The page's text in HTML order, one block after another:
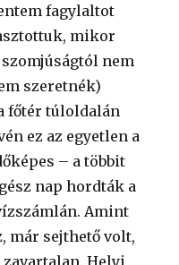
fagylaltot
mikor
nem
szeretnék)
főtér túloldalán
ez az egyetlen a
– a többit
nap hordták a
Amint
már sejthető volt,
Helyi